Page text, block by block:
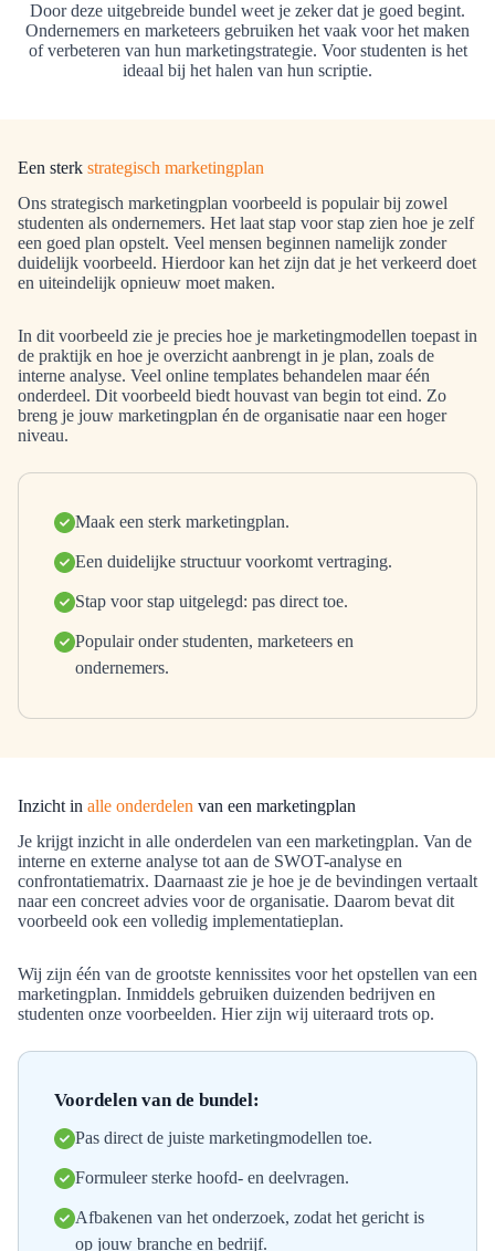
Door deze uitgebreide bundel weet je zeker dat je goed begint.
Ondernemers en marketeers gebruiken het vaak voor het maken
of verbeteren van hun marketingstrategie. Voor studenten is het
ideaal bij het halen van hun scriptie.
Een sterk strategisch marketingplan
Ons strategisch marketingplan voorbeeld is populair bij zowel
studenten als ondernemers. Het laat stap voor stap zien hoe je zelf
een goed plan opstelt. Veel mensen beginnen namelijk zonder
duidelijk voorbeeld. Hierdoor kan het zijn dat je het verkeerd doet
en uiteindelijk opnieuw moet maken.
In dit voorbeeld zie je precies hoe je marketingmodellen toepast in
de praktijk en hoe je overzicht aanbrengt in je plan, zoals de
interne analyse. Veel online templates behandelen maar één
onderdeel. Dit voorbeeld biedt houvast van begin tot eind. Zo
breng je jouw marketingplan én de organisatie naar een hoger
niveau.
Maak een sterk marketingplan.
Een duidelijke structuur voorkomt vertraging.
Stap voor stap uitgelegd: pas direct toe.
Populair onder studenten, marketeers en
ondernemers.
Voordelen van de bundel:
Pas direct de juiste marketingmodellen toe.
Formuleer sterke hoofd- en deelvragen.
Afbakenen van het onderzoek, zodat het gericht is
op jouw branche en bedrijf.
Inzicht in alle onderdelen van een marketingplan
Je krijgt inzicht in alle onderdelen van een marketingplan. Van de
interne en externe analyse tot aan de SWOT-analyse en
confrontatiematrix. Daarnaast zie je hoe je de bevindingen vertaalt
naar een concreet advies voor de organisatie. Daarom bevat dit
voorbeeld ook een volledig implementatieplan.
Wij zijn één van de grootste kennissites voor het opstellen van een
marketingplan. Inmiddels gebruiken duizenden bedrijven en
studenten onze voorbeelden. Hier zijn wij uiteraard trots op.